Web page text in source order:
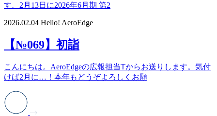
す。2月13日に2026年6月期 第2
2026.02.04 Hello! AeroEdge
【№069】初詣
こんにちは。AeroEdgeの広報担当Tからお送りします。気付
けば2月に…！本年もどうぞよろしくお願